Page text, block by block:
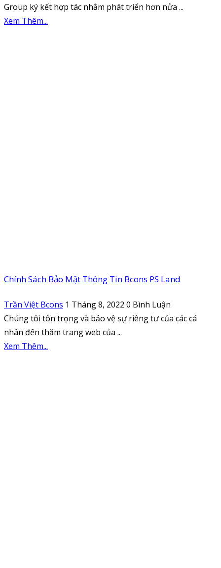
Group ký kết hợp tác nhằm phát triển hơn nửa ...
Xem Thêm...
Chính Sách Bảo Mật Thông Tin Bcons PS Land
Trần Việt Bcons 1 Tháng 8, 2022 0 Bình Luận
Chúng tôi tôn trọng và bảo vệ sự riêng tư của các cá
nhân đến thăm trang web của ...
Xem Thêm...